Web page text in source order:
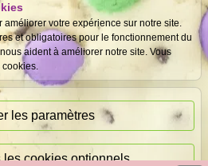
améliorer votre expérience sur notre site.
et obligatoires pour le fonctionnement du
aident à améliorer notre site. Vous
cookies.
les paramètres
les cookies optionnels
Meilleurs prix
garantis
Paiement
immédiat